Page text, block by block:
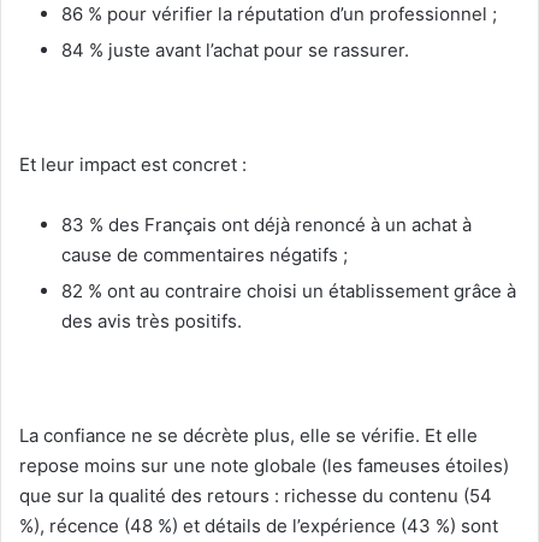
86 % pour vérifier la réputation d’un professionnel ;
84 % juste avant l’achat pour se rassurer.
Et leur impact est concret :
83 % des Français ont déjà renoncé à un achat à
cause de commentaires négatifs ;
82 % ont au contraire choisi un établissement grâce à
des avis très positifs.
La confiance ne se décrète plus, elle se vérifie. Et elle
repose moins sur une note globale (les fameuses étoiles)
que sur la qualité des retours : richesse du contenu (54
%), récence (48 %) et détails de l’expérience (43 %) sont